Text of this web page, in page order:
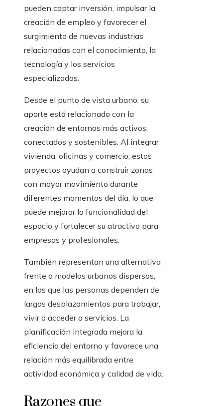
pueden captar inversión, impulsar la
creación de empleo y favorecer el
surgimiento de nuevas industrias
relacionadas con el conocimiento, la
tecnología y los servicios
especializados.
Desde el punto de vista urbano, su
aporte está relacionado con la
creación de entornos más activos,
conectados y sostenibles. Al integrar
vivienda, oficinas y comercio, estos
proyectos ayudan a construir zonas
con mayor movimiento durante
diferentes momentos del día, lo que
puede mejorar la funcionalidad del
espacio y fortalecer su atractivo para
empresas y profesionales.
También representan una alternativa
frente a modelos urbanos dispersos,
en los que las personas dependen de
largos desplazamientos para trabajar,
vivir o acceder a servicios. La
planificación integrada mejora la
eficiencia del entorno y favorece una
relación más equilibrada entre
actividad económica y calidad de vida.
Razones que